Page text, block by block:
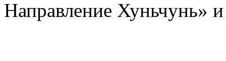
Направление Хуньчунь»